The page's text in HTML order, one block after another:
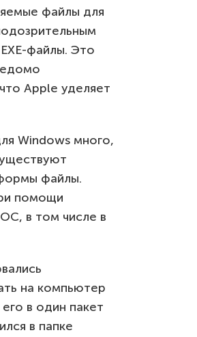
файлы для
файлы. Это
Apple уделяет
Windows много,
файлы.
помощи
в том числе в
на компьютер
в один пакет
в папке